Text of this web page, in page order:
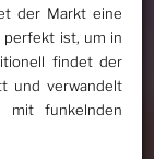
der Markt eine
perfekt ist, um in
findet der
und verwandelt
mit funkelnden